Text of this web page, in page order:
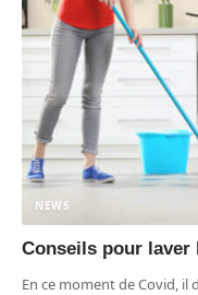
NEWS
Conseils pour laver
En ce moment de Covid, il